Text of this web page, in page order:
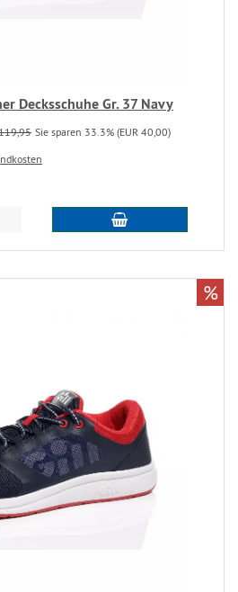
Decksschuhe Gr. 37 Navy
Sie sparen 33.3% (EUR 40,00)
%